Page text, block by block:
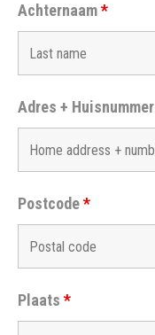
Achternaam*
Adres + Huisnummer
Postcode*
Plaats *